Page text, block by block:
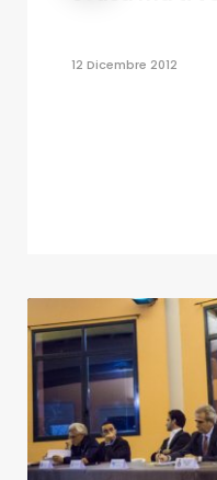
12 Dicembre 2012